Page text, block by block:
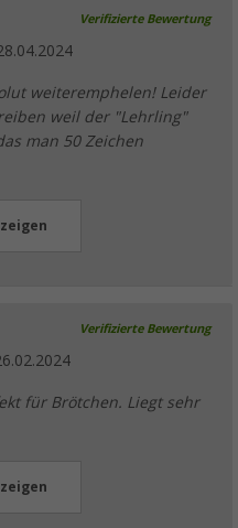
Verifizierte Bewertung
weiteremphelen! Leider
weil der "Lehrling"
man 50 Zeichen
Verifizierte Bewertung
für Brötchen. Liegt sehr